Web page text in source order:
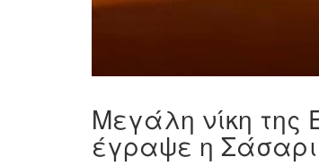
Μεγάλη νίκη της
έγραψε η Σάσαρι